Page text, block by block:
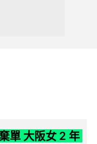
單 大阪女 2 年